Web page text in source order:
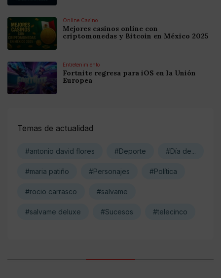
Online Casino
Mejores casinos online con
criptomonedas y Bitcoin en México 2025
Entretenimiento
Fortnite regresa para iOS en la Unión
Europea
Temas de actualidad
#antonio david flores #Deporte #Día de...
#maria patiño #Personajes #Política
#rocio carrasco #salvame
#salvame deluxe #Sucesos #telecinco